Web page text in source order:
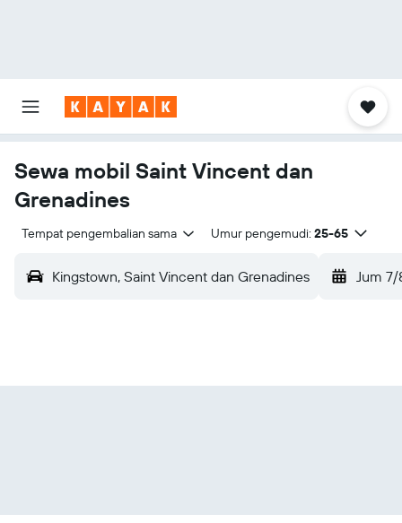
Sewa mobil Saint Vincent dan
Grenadines
Tempat pengembalian sama Umur pengemudi: 25-65
Kingstown, Saint Vincent dan Grenadines Jum 7/